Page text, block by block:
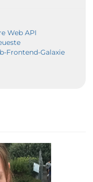
Web API
Frontend-Galaxie